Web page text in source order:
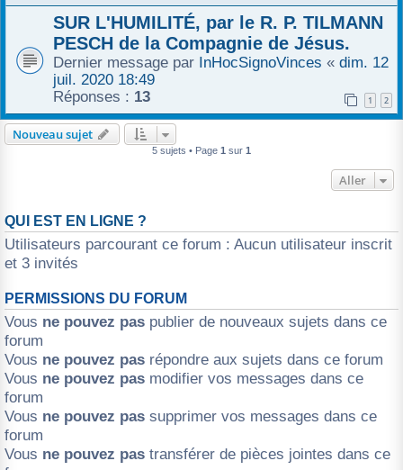
SUR L'HUMILITÉ, par le R. P. TILMANN
PESCH de la Compagnie de Jésus.
Dernier message par InHocSignoVinces « dim. 12
juil. 2020 18:49
Réponses : 13 1 2
Nouveau sujet
5 sujets • Page 1 sur 1
Aller
QUI EST EN LIGNE ?
Utilisateurs parcourant ce forum : Aucun utilisateur inscrit
et 3 invités
PERMISSIONS DU FORUM
Vous ne pouvez pas publier de nouveaux sujets dans ce
forum
Vous ne pouvez pas répondre aux sujets dans ce forum
Vous ne pouvez pas modifier vos messages dans ce
forum
Vous ne pouvez pas supprimer vos messages dans ce
forum
Vous ne pouvez pas transférer de pièces jointes dans ce